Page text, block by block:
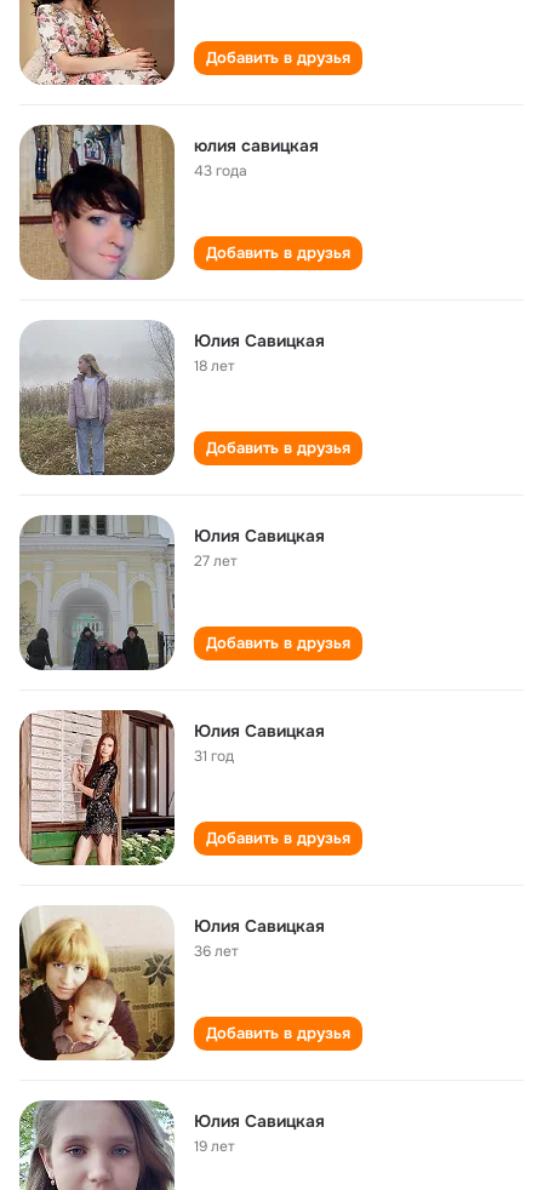
Добавить в друзья
юлия савицкая
43 года
Добавить в друзья
Юлия Савицкая
18 лет
Добавить в друзья
Юлия Савицкая
27 лет
Добавить в друзья
Юлия Савицкая
31 год
Добавить в друзья
Юлия Савицкая
36 лет
Добавить в друзья
Юлия Савицкая
19 лет